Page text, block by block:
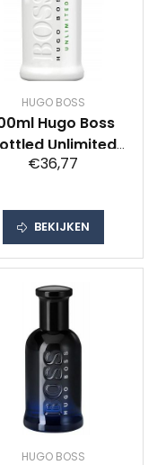
HUGO BOSS
Hugo Boss
Unlimited
Eau De Toilette
€36,77
BEKIJKEN
HUGO BOSS